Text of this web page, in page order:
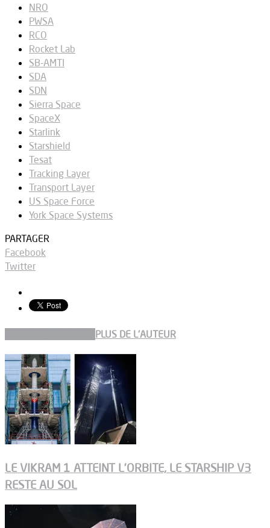
NRO
PWSA
RCO
Rocket Lab
SB-AMTI
SDA
SDN
Sierra Space
SpaceX
Starlink
Starshield
Tesat
Tracking Layer
Transport Layer
US Space Force
York Space Systems
PARTAGER
Facebook
Twitter
PLUS DE L'AUTEUR
LE VIKRAM 1 ATTEINT L’ORBITE, LE STARSHIP V3
RESTE AU SOL